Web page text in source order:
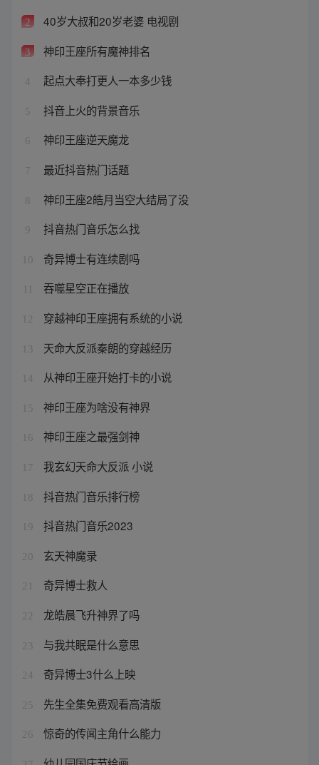
2 40岁大叔和20岁老婆 电视剧
3 神印王座所有魔神排名
4 起点大奉打更人一本多少钱
5 抖音上火的背景音乐
6 神印王座逆天魔龙
7 最近抖音热门话题
8 神印王座2皓月当空大结局了没
9 抖音热门音乐怎么找
10 奇异博士有连续剧吗
吞噬星空正在播放
12 穿越神印王座拥有系统的小说
13 天命大反派秦朗的穿越经历
14 从神印王座开始打卡的小说
15 神印王座为啥没有神界
16 神印王座之最强剑神
17 我玄幻天命大反派 小说
18 抖音热门音乐排行榜
19 抖音热门音乐2023
20 玄天神魔录
21 奇异博士救人
22 龙皓晨飞升神界了吗
23 与我共眠是什么意思
24 奇异博士3什么上映
25 先生全集免费观看高清版
26 惊奇的传闻主角什么能力